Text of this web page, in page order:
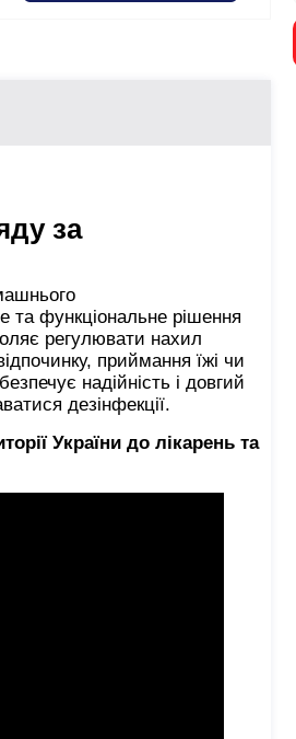
за
та функціональне рішення
регулювати нахил
приймання їжі чи
надійність і довгий
дезінфекції.
України до лікарень та